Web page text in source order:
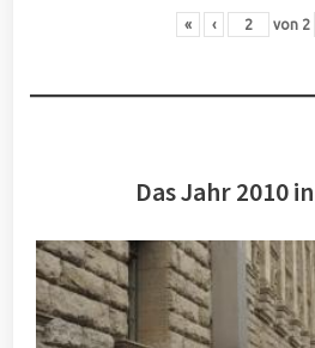
« ‹ von 2
Das Jahr 2010